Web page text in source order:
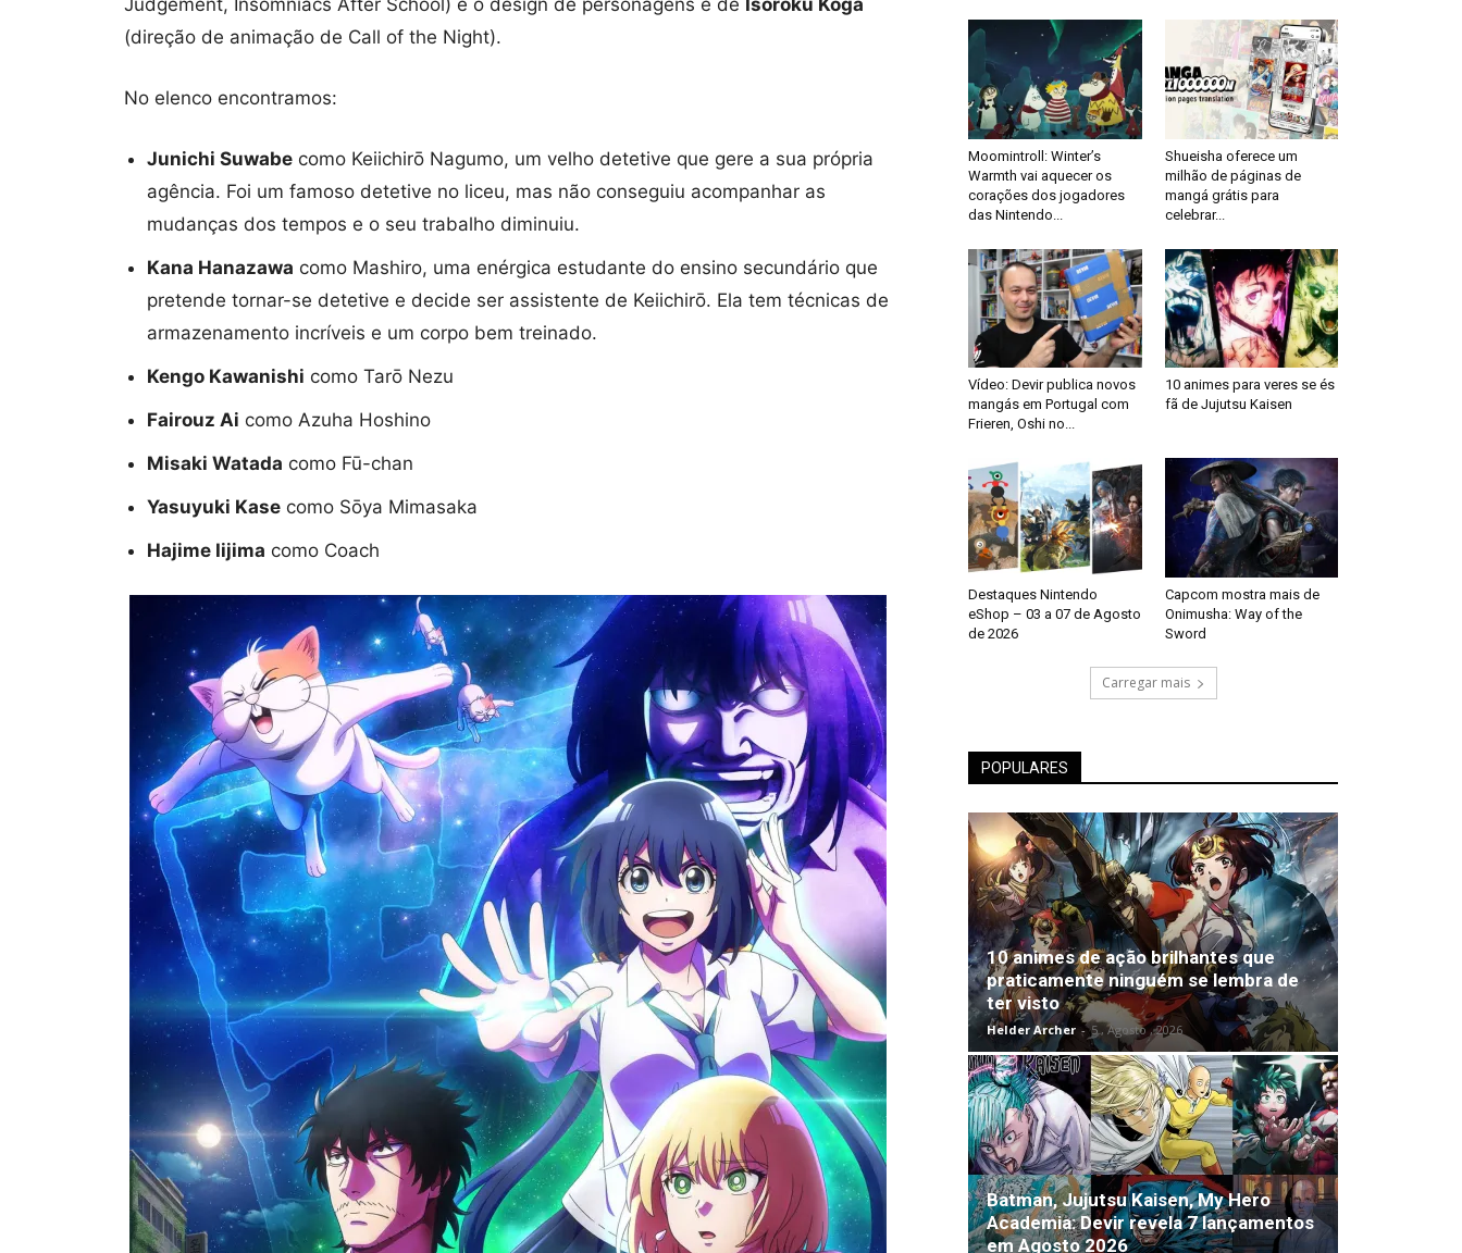
(direção de animação de Call of the Night).
No elenco encontramos:
Junichi Suwabe como Keiichirō Nagumo, um velho detetive que gere a sua própria
agência. Foi um famoso detetive no liceu, mas não conseguiu acompanhar as
mudanças dos tempos e o seu trabalho diminuiu.
Kana Hanazawa como Mashiro, uma enérgica estudante do ensino secundário que
pretende tornar-se detetive e decide ser assistente de Keiichirō. Ela tem técnicas de
armazenamento incríveis e um corpo bem treinado.
Kengo Kawanishi como Tarō Nezu
Fairouz Ai como Azuha Hoshino
Misaki Watada como Fū-chan
Yasuyuki Kase como Sōya Mimasaka
Hajime Iijima como Coach
Moomintroll: Winter’s
Warmth vai aquecer os
corações dos jogadores
das Nintendo...
Shueisha oferece um
milhão de páginas de
mangá grátis para
celebrar...
Vídeo: Devir publica novos
mangás em Portugal com
Frieren, Oshi no...
10 animes para veres se és
fã de Jujutsu Kaisen
Destaques Nintendo
eShop – 03 a 07 de Agosto
de 2026
Capcom mostra mais de
Onimusha: Way of the
Sword
Carregar mais
POPULARES
10 animes de ação brilhantes que
praticamente ninguém se lembra de
ter visto
Helder Archer - 5 , Agosto , 2026
Batman, Jujutsu Kaisen, My Hero
Academia: Devir revela 7 lançamentos
em Agosto 2026